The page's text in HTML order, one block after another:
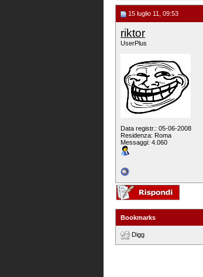
15 luglio 11, 09:53
riktor
UserPlus
Data registr.: 05-06-2008
Residenza: Roma
Messaggi: 4.060
Bookmarks
Digg